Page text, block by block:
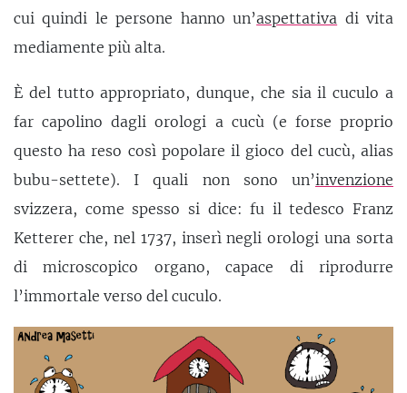
cui quindi le persone hanno un’aspettativa di vita
mediamente più alta.
È del tutto appropriato, dunque, che sia il cuculo a
far capolino dagli orologi a cucù (e forse proprio
questo ha reso così popolare il gioco del cucù, alias
bubu-settete). I quali non sono un’invenzione
svizzera, come spesso si dice: fu il tedesco Franz
Ketterer che, nel 1737, inserì negli orologi una sorta
di microscopico organo, capace di riprodurre
l’immortale verso del cuculo.